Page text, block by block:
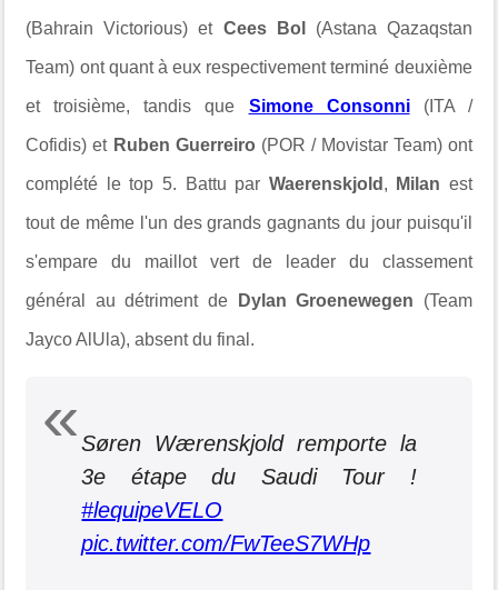
(Bahrain Victorious) etCees Bol (Astana Qazaqstan
Team) ont quant à eux respectivement terminé deuxième
et troisième, tandis que Simone Consonni(ITA /
Cofidis) etRuben Guerreiro (POR / Movistar Team) ont
complété le top 5. Battu par Waerenskjold , Milan est
tout de même l'un des grands gagnants du jour puisqu'il
s'empare du maillot vert de leader du classement
général au détriment de Dylan Groenewegen (Team
Jayco AlUla), absent du final.
Søren Wærenskjold remporte la
3e étape du Saudi Tour !
#lequipeVELO
pic.twitter.com/FwTeeS7WHp